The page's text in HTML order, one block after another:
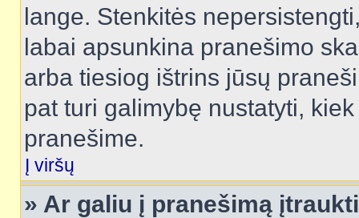
lange. Stenkitės
labai apsunkina pranešimo
arba tiesiog ištrins jūsų
pat turi galimybę nustatyti,
pranešime.
Į viršų
» Ar galiu į pranešimą